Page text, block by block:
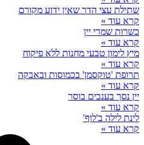
שתילת עצי הדר שאין ידוע מקורם
קרא עוד »
כשרות שמרי יין
קרא עוד »
מיץ לימון טבעי מחנות ללא פיקוח
קרא עוד »
תרופת 'טוקסמן' בכמוסות ובאבקה
קרא עוד »
יין נסך בענבים בוסר
קרא עוד »
לינת לילה ב'לוף'
קרא עוד »